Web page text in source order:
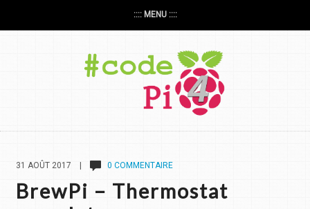
:::: MENU ::::
31 AOÛT 2017 | 0 COMMENTAIRE
BrewPi – Thermostat